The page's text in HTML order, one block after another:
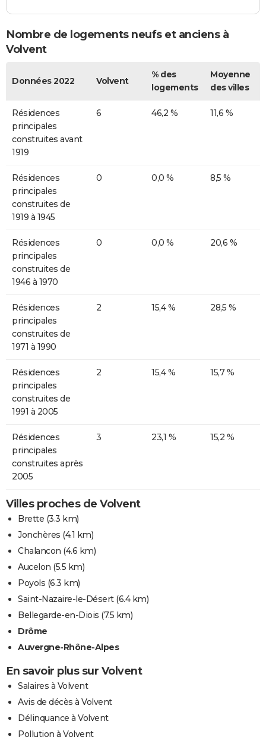
Nombre de logements neufs et anciens à
Volvent
Données 2022 Volvent
% des
logements
Moyenne
des villes
Résidences
principales
construites avant
1919
6 46,2 % 11,6 %
Résidences
principales
construites de
1919 à 1945
0 0,0 % 8,5 %
Résidences
principales
construites de
1946 à 1970
0 0,0 % 20,6 %
Résidences
principales
construites de
1971 à 1990
2 15,4 % 28,5 %
Résidences
principales
construites de
1991 à 2005
2 15,4 % 15,7 %
Résidences
principales
construites après
2005
3 23,1 % 15,2 %
Villes proches de Volvent
Brette (3.3 km)
Jonchères (4.1 km)
Chalancon (4.6 km)
Aucelon (5.5 km)
Poyols (6.3 km)
Saint-Nazaire-le-Désert(6.4 km)
Bellegarde-en-Diois (7.5 km)
Drôme
Auvergne-Rhône-Alpes
En savoir plus sur Volvent
Salaires à Volvent
Avis de décès à Volvent
Délinquance à Volvent
Pollution à Volvent